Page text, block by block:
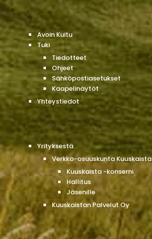
Avoin Kuitu
Tuki
Tiedotteet
Ohjeet
Sähköpostiasetukset
Kaapelinäytöt
Yhteystiedot
Yrityksestä
Verkko-osuuskunta Kuuskaista
Kuuskaista -konserni
Hallitus
Jäsenille
Kuuskaistan Palvelut Oy